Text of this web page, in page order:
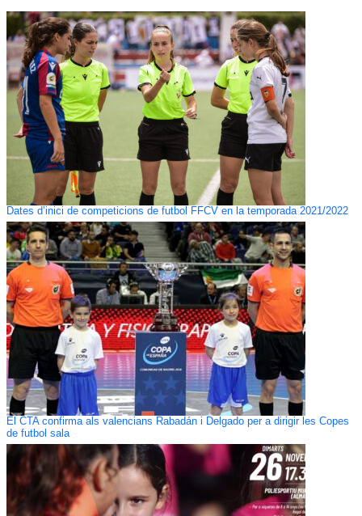
Dates d’inici de competicions de futbol FFCV en la temporada 2021/2022
El CTA confirma als valencians Rabadán i Delgado per a dirigir les Copes
de futbol sala